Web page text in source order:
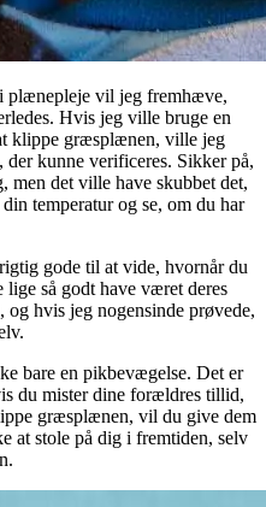
plænepleje vil jeg fremhæve,
Hvis jeg ville bruge en
klippe græsplænen, ville jeg
kunne verificeres. Sikker på,
men det ville have skubbet det,
temperatur og se, om du har
gode til at vide, hvornår du
så godt have været deres
hvis jeg nogensinde prøvede,
bare en pikbevægelse. Det er
du mister dine forældres tillid,
græsplænen, vil du give dem
at stole på dig i fremtiden, selv